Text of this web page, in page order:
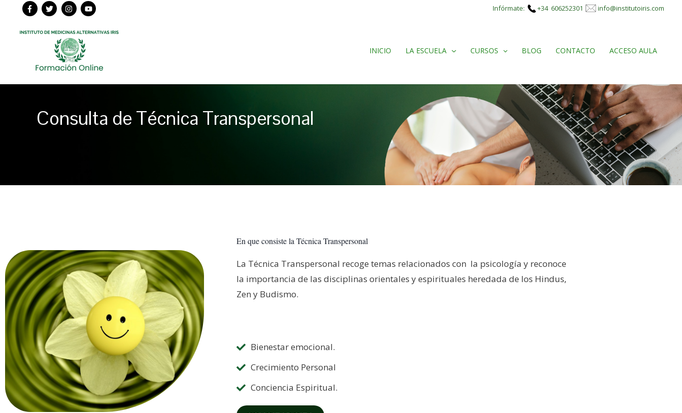
contenido
Infórmate: +34 606252301 info@institutoiris.com
INICIO LA ESCUELA CURSOS BLOG CONTACTO ACCESO AULA
Consulta de Técnica Transpersonal
En que consiste la Técnica Transpersonal
La Técnica Transpersonal recoge temas relacionados con la psicología y reconoce
la importancia de las disciplinas orientales y espirituales heredada de los Hindus,
Zen y Budismo.
Bienestar emocional.
Crecimiento Personal
Conciencia Espiritual.